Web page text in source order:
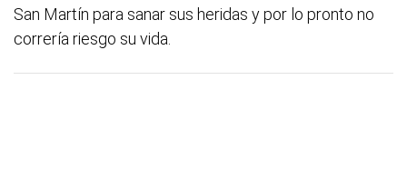
San Martín para sanar sus heridas y por lo pronto no
correría riesgo su vida.